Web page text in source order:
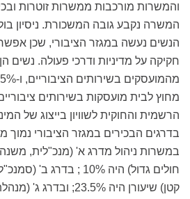
והמשרות מורכבות ממשרות זוטרות
המשרה נקבע גובה המשכורת. ניסיון
הנשים נעשה במגזר הציבורי, שכן
חקיקה על מדיניות ודרכי פעולה. נשים
מחוץ לבית מועסקות בשירותים
הרשמית והחוקית לשוויון בייצוג של
בדרגים הבכירים במגזר הציבורי נמוך
במשרות ניהול מדרג א' (מנכ"לית,
חולים גדול) היה 10% ;
קטן) שיעורן היה